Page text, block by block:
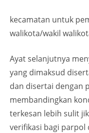
kecamatan untuk
walikota/wakil
Ayat selanjutnya
yang dimaksud
dan disertai dengan
membandingkan
terkesan lebih sulit
verifikasi bagi parpol